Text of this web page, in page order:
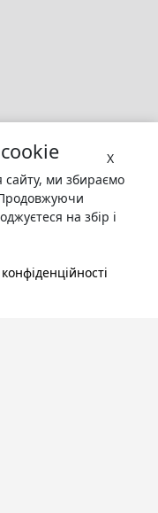
X
ми збираємо
на збір і
книг, які можна